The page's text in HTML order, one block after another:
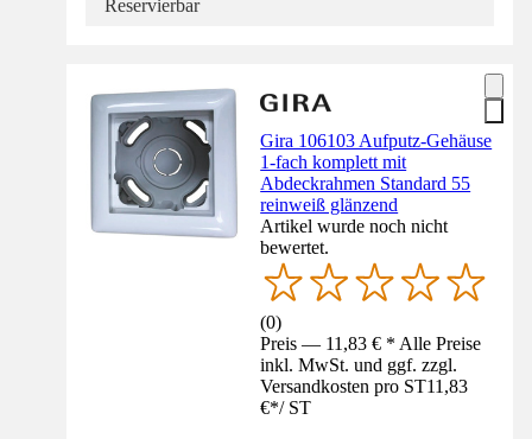
Reservierbar
Gira 106103 Aufputz-Gehäuse
1-fach komplett mit
Abdeckrahmen Standard 55
reinweiß glänzend
Artikel wurde noch nicht
bewertet.
(0)
Preis — 11,83 € * Alle Preise
inkl. MwSt. und ggf. zzgl.
Versandkosten pro ST11,83
€*/ ST